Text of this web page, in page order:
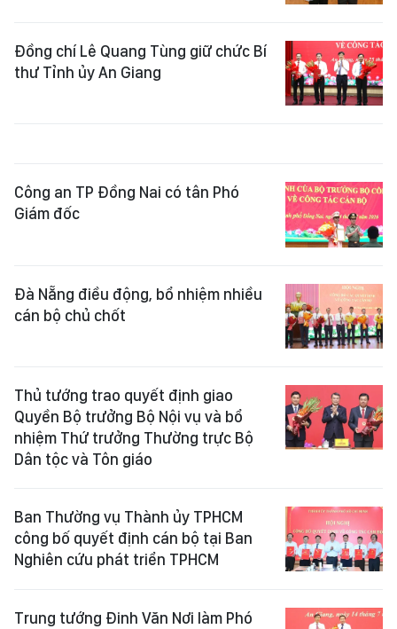
Đồng chí Lê Quang Tùng giữ chức Bí
thư Tỉnh ủy An Giang
Công an TP Đồng Nai có tân Phó
Giám đốc
Đà Nẵng điều động, bổ nhiệm nhiều
cán bộ chủ chốt
Thủ tướng trao quyết định giao
Quyền Bộ trưởng Bộ Nội vụ và bổ
nhiệm Thứ trưởng Thường trực Bộ
Dân tộc và Tôn giáo
Ban Thường vụ Thành ủy TPHCM
công bố quyết định cán bộ tại Ban
Nghiên cứu phát triển TPHCM
Trung tướng Đinh Văn Nơi làm Phó